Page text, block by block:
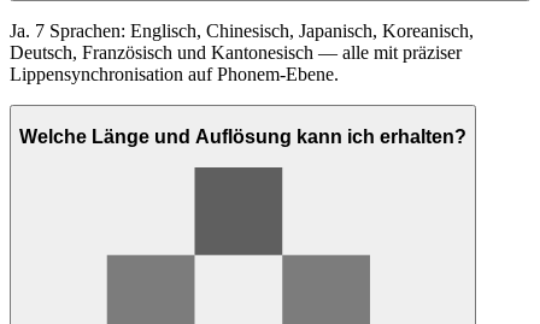
Ja. 7 Sprachen: Englisch, Chinesisch, Japanisch, Koreanisch,
Deutsch, Französisch und Kantonesisch — alle mit präziser
Lippensynchronisation auf Phonem-Ebene.
Welche Länge und Auflösung kann ich erhalten?